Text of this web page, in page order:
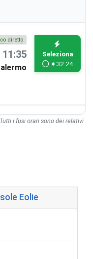
diretto
11:35
Seleziona
€32.24
i fusi orari sono dei relativi
Eolie